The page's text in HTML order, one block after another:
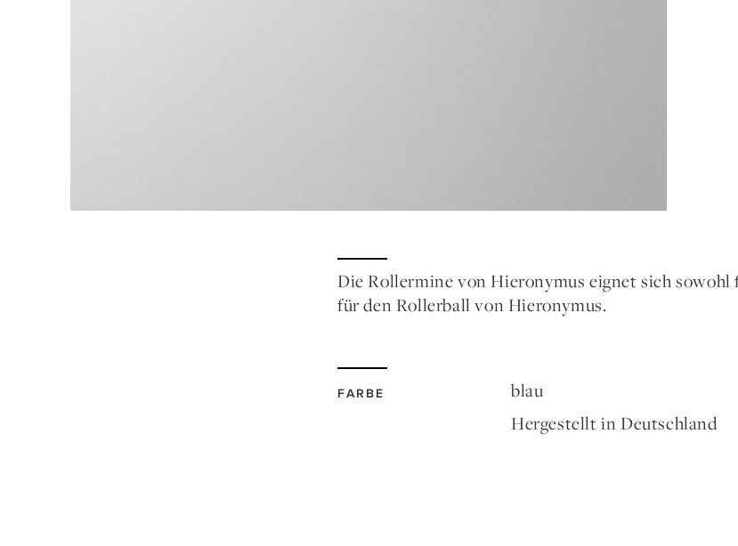
Die Rollermine von Hieronymus eignet sich
für den Rollerball von Hieronymus.
FARBE
blau
Hergestellt in Deutschland